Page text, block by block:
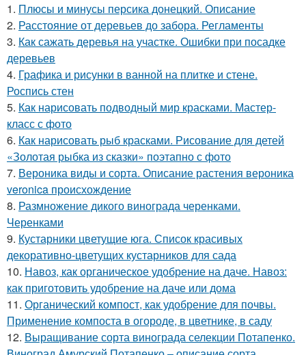
1. Плюсы и минусы персика донецкий. Описание
2. Расстояние от деревьев до забора. Регламенты
3. Как сажать деревья на участке. Ошибки при посадке
деревьев
4. Графика и рисунки в ванной на плитке и стене.
Роспись стен
5. Как нарисовать подводный мир красками. Мастер-
класс с фото
6. Как нарисовать рыб красками. Рисование для детей
«Золотая рыбка из сказки» поэтапно с фото
7. Вероника виды и сорта. Описание растения вероника
veronica происхождение
8. Размножение дикого винограда черенками.
Черенками
9. Кустарники цветущие юга. Список красивых
декоративно-цветущих кустарников для сада
10. Навоз, как органическое удобрение на даче. Навоз:
как приготовить удобрение на даче или дома
11. Органический компост, как удобрение для почвы.
Применение компоста в огороде, в цветнике, в саду
12. Выращивание сорта винограда селекции Потапенко.